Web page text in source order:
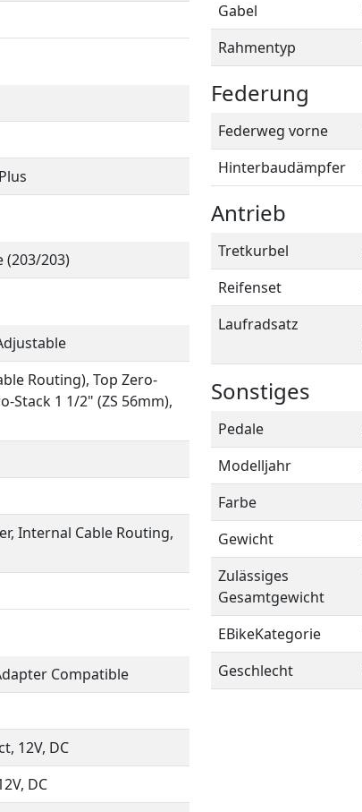
(203/203)
Routing), Top Zero-
Stack 1 1/2" (ZS 56mm),
Internal Cable Routing,
Compatible
12V, DC
DC
Gabel
Rahmentyp
Federung
Federweg vorne
Hinterbaudämpfer
Antrieb
Tretkurbel
Reifenset
Laufradsatz
Sonstiges
Pedale
Modelljahr
Farbe
Gewicht
Zulässiges
Gesamtgewicht
EBikeKategorie
Geschlecht